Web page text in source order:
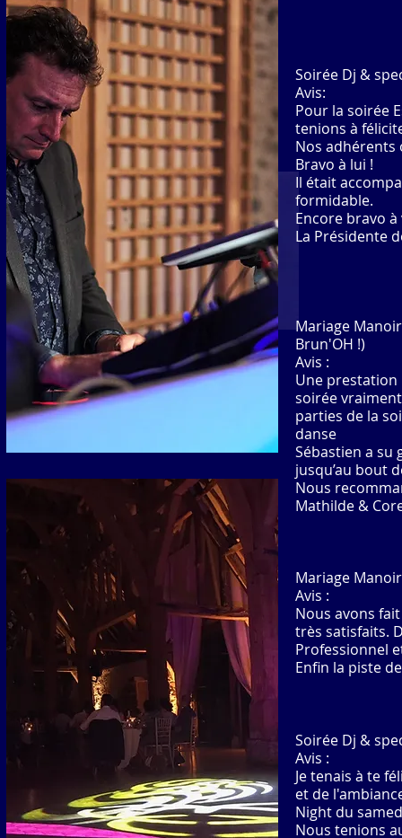
Soirée Dj &
Avis:
Pour la soirée
tenions à
Nos adhérents
Bravo à lui !
Il était
formidable.
Encore bravo
La Présidente
Mariage
Brun'OH !)
Avis :
Une prestation
soirée
parties de la
danse
Sébastien a su
jusqu’au bout
Nous
Mathilde &
Mariage
Avis :
Nous avons
très satisfaits.
Professionnel
Enfin la piste
Soirée Dj &
Avis :
Je tenais à te
et de
Night du
Nous tenions